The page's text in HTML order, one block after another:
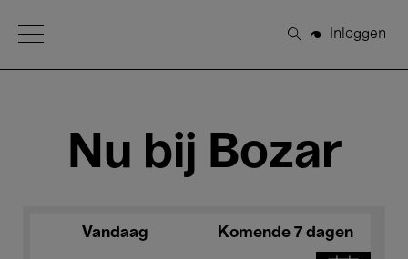
Open Menu
Zoeken
Inloggen
Nu bij Bozar
Vandaag Komende 7 dagen